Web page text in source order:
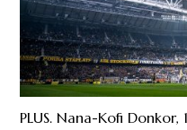
PLUS. Nana-Kofi